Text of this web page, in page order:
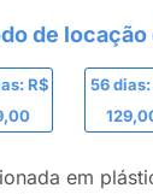
R$
56 dias:
em